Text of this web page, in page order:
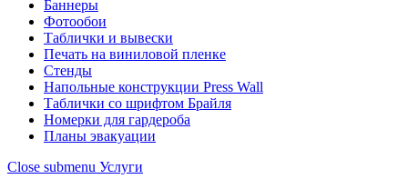
Баннеры
Фотообои
Таблички и вывески
Печать на виниловой пленке
Стенды
Напольные конструкции Press Wall
Таблички со шрифтом Брайля
Номерки для гардероба
Планы эвакуации
Close submenu Услуги